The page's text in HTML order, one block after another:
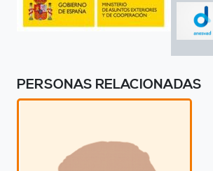
PERSONAS RELACIONADAS